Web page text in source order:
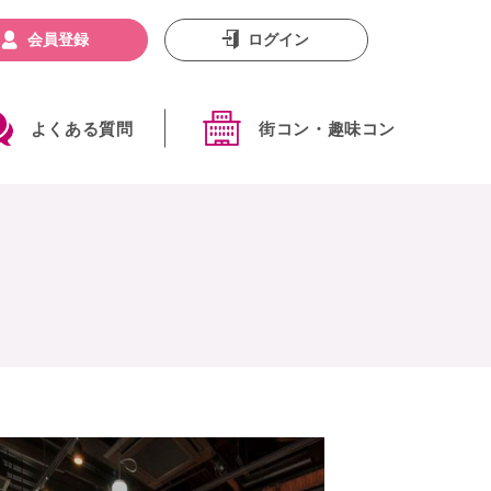
よくある質問 街コン・趣味コン
会員登録 ログイン